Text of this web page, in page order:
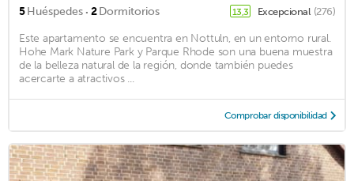
5Huéspedes · 2Dormitorios 13,3 Excepcional (276)
Este apartamento se encuentra en Nottuln, en un entorno rural.
Hohe Mark Nature Park y Parque Rhode son una buena muestra
de la belleza natural de la región, donde también puedes
acercarte a atractivos ...
Comprobar disponibilidad